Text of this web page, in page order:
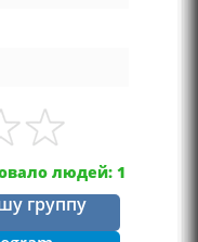
людей: 1
группу